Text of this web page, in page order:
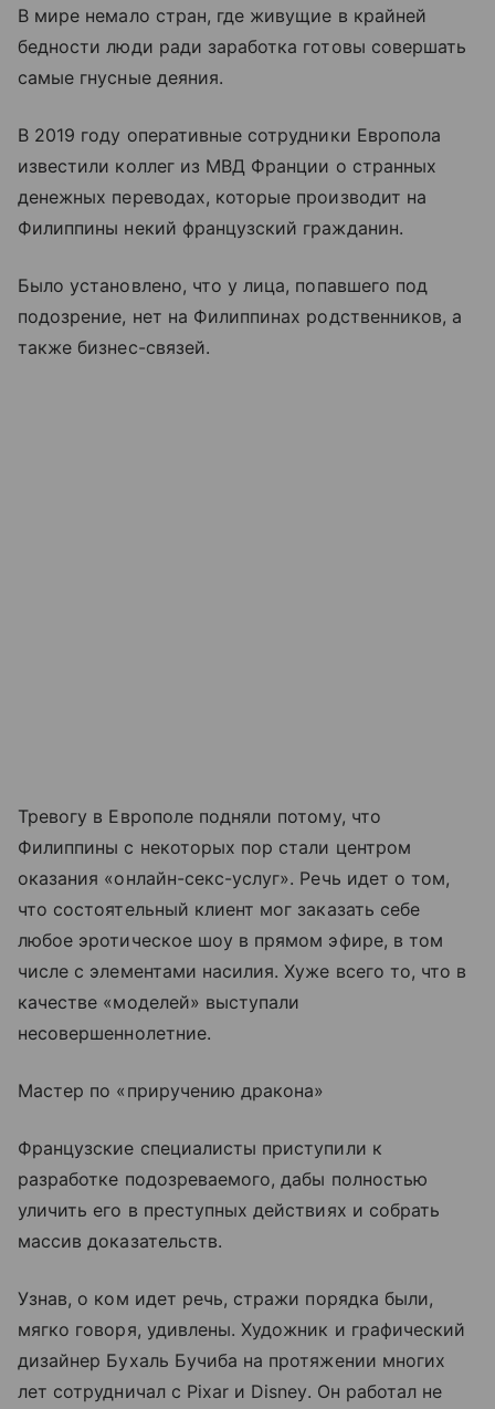
В мире немало стран, где живущие в крайней
бедности люди ради заработка готовы совершать
самые гнусные деяния.
В 2019 году оперативные сотрудники Европола
известили коллег из МВД Франции о странных
денежных переводах, которые производит на
Филиппины некий французский гражданин.
Было установлено, что у лица, попавшего под
подозрение, нет на Филиппинах родственников, а
также бизнес-связей.
Тревогу в Европоле подняли потому, что
Филиппины с некоторых пор стали центром
оказания «онлайн-секс-услуг». Речь идет о том,
что состоятельный клиент мог заказать себе
любое эротическое шоу в прямом эфире, в том
числе с элементами насилия. Хуже всего то, что в
качестве «моделей» выступали
несовершеннолетние.
Мастер по «приручению дракона»
Французские специалисты приступили к
разработке подозреваемого, дабы полностью
уличить его в преступных действиях и собрать
массив доказательств.
Узнав, о ком идет речь, стражи порядка были,
мягко говоря, удивлены. Художник и графический
дизайнер Бухаль Бучиба на протяжении многих
лет сотрудничал с Pixar и Disney. Он работал не